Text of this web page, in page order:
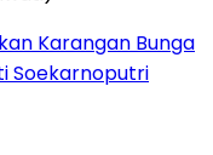
Karangan Bunga
Soekarnoputri